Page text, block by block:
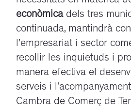
econòmicadels tres
continuada, mantindrà
l’empresariat i sector
recollir les inquietuds i
manera efectiva el
serveis i
Cambra de Comerç de